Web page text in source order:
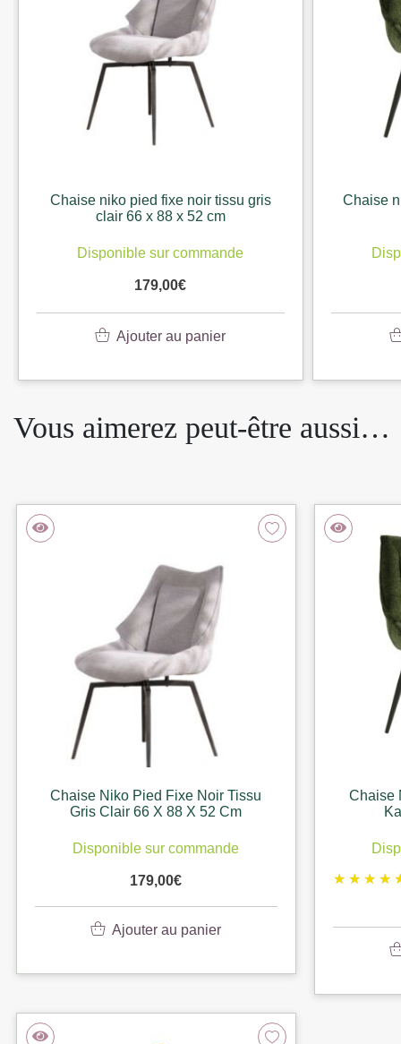
Chaise niko pied fixe noir tissu gris
clair 66 x 88 x 52 cm
Disponible sur commande
179,00€
Ajouter au panier
Chaise
Vous aimerez peut-être aussi…
Chaise Niko Pied Fixe Noir Tissu
Gris Clair 66 X 88 X 52 Cm
Disponible sur commande
179,00€
Ajouter au panier
Chaise